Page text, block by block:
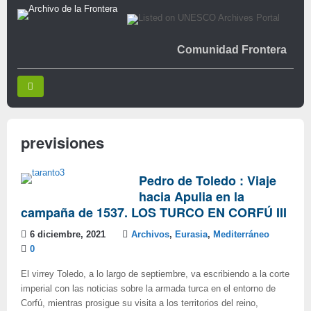
Comunidad Frontera
previsiones
Pedro de Toledo : Viaje
hacia Apulia en la
campaña de 1537. LOS TURCO EN CORFÚ III
6 diciembre, 2021 Archivos, Eurasia, Mediterráneo
0
El virrey Toledo, a lo largo de septiembre, va escribiendo a la corte
imperial con las noticias sobre la armada turca en el entorno de
Corfú, mientras prosigue su visita a los territorios del reino,